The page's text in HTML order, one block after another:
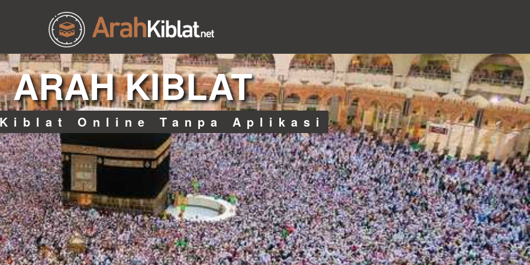
ARAH KIBLAT
Online Tanpa Aplikasi